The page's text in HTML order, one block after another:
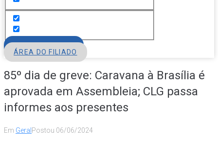
ÁREA DO FILIADO
85º dia de greve: Caravana à Brasília é
aprovada em Assembleia; CLG passa
informes aos presentes
Em Geral Postou 06/06/2024